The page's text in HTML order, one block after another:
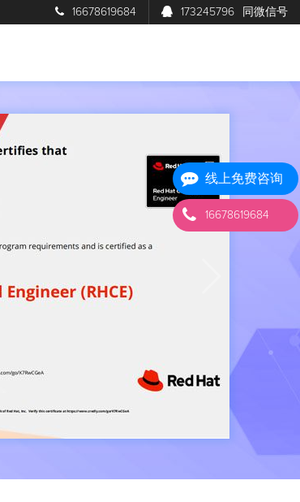
16678619684 173245796 同微信号
线上免费咨询
16678619684